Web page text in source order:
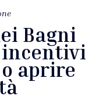
Bagni
incentivi
aprire